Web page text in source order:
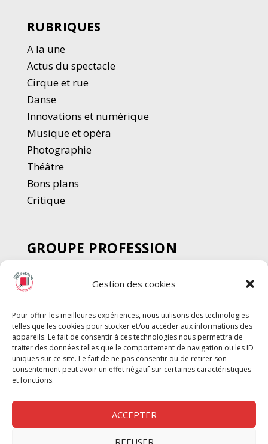
Gestion des cookies
Pour offrir les meilleures expériences, nous utilisons des technologies
telles que les cookies pour stocker et/ou accéder aux informations des
appareils. Le fait de consentir à ces technologies nous permettra de
traiter des données telles que le comportement de navigation ou les ID
uniques sur ce site. Le fait de ne pas consentir ou de retirer son
consentement peut avoir un effet négatif sur certaines caractéristiques
et fonctions.
ACCEPTER
REFUSER
RUBRIQUES
A la une
Actus du spectacle
Cirque et rue
Danse
Innovations et numérique
Musique et opéra
Photographie
Théâtre
Bons plans
Critique
GROUPE PROFESSION
SPECTACLE
Chèque Intermittents
Chèque Compta
Chèque Emploi Spectacle
G-Pods
Profession Audio-visuel